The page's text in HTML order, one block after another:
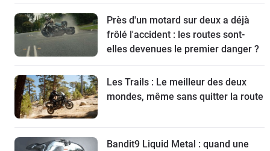
Près d'un motard sur deux a déjà
frôlé l'accident : les routes sont-
elles devenues le premier danger ?
Les Trails : Le meilleur des deux
mondes, même sans quitter la route
Bandit9 Liquid Metal : quand une